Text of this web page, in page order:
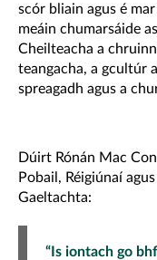
scór bliain agus é
meáin chumarsáide
Cheilteacha a
teangacha, a gcultúr
spreagadh agus a
Dúirt Rónán Mac
Pobail, Réigiúnaí
Gaeltachta:
“Is iontach go